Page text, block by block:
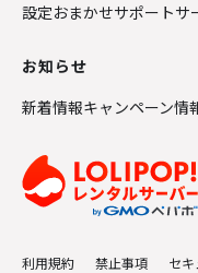
設定おまかせサポートサ
お知らせ
新着情報キャンペーン情
利用規約 禁止事項
セ